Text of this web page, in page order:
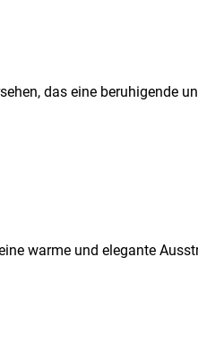
das eine beruhigende
warme und elegante